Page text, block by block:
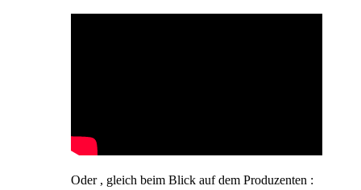
Oder , gleich beim Blick auf dem Produzenten :